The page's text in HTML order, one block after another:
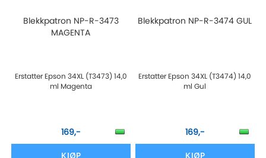
Blekkpatron NP-R-3473
MAGENTA
Erstatter Epson 34XL (T3473) 14,0
ml Magenta
169,-
KJØP
Blekkpatron NP-R-3474 GUL
Erstatter Epson 34XL (T3474) 14,0
ml Gul
169,-
KJØP